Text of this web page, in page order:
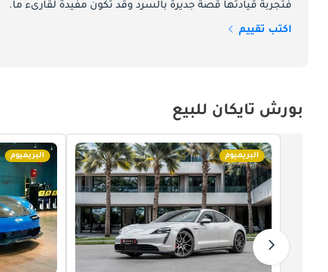
فتجربة قيادتها قصة جديرة بالسرد وقد تكون مفيدة لقارىء ما.
اكتب تقييم
بورش تايكان للبيع
البريميوم البريميوم